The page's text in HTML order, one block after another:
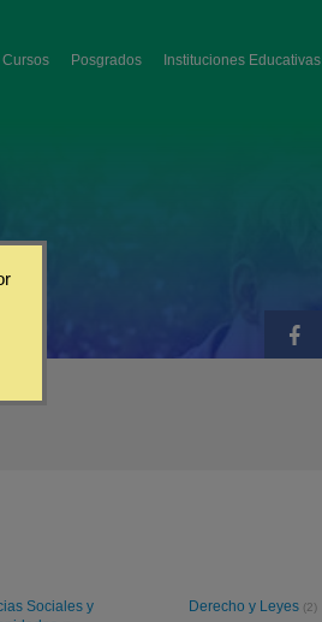
Cursos Posgrados Instituciones Educativas
Sociales y
Derecho y Leyes (2)